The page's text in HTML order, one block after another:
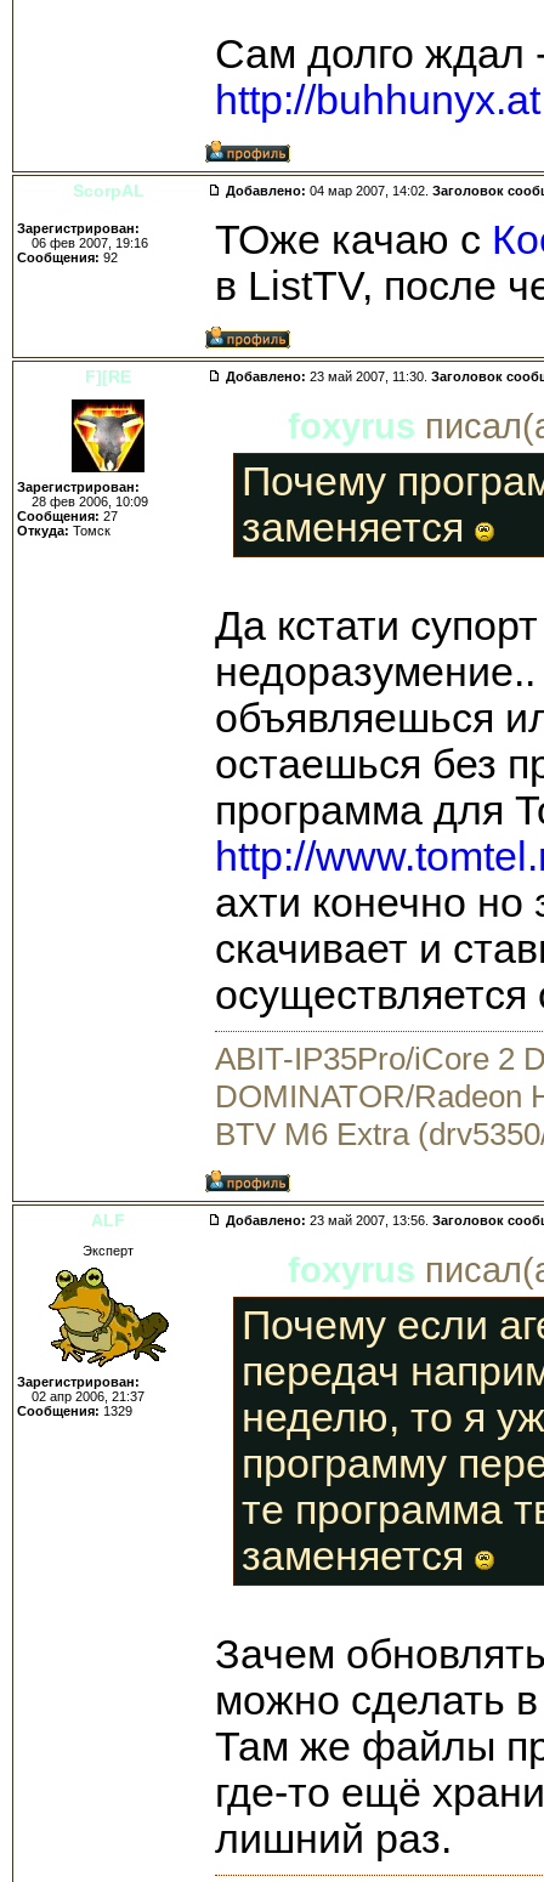
Сам долго ждал
http://
ScorpAL Добавлено: 04 мар 2007, 14:02. Заголовок
Зарегистрирован:
06 фев 2007, 19:16
Сообщения: 92 ТОже качаю с
в ListTV, после
F][RE Добавлено: 23 май 2007, 11:30. Заголовок
Зарегистрирован:
28 фев 2006, 10:09
Сообщения: 27
Откуда: Томск
foxyrus
Почему
заменяется
Да кстати
объявляешься
остаешься без
программа для
http://
ахти конечно но
скачивает и
осуществляется
ABIT-IP35Pro/iCore 2
DOMINATOR/Radeon
BTV M6 Extra
ALF Добавлено: 23 май 2007, 13:56. Заголовок
Эксперт
Зарегистрирован:
02 апр 2006, 21:37
Сообщения: 1329
foxyrus
Почему если
передач
неделю, то я
программу
те программа
заменяется
Зачем
можно сделать
Там же файлы
где-то ещё
лишний раз.